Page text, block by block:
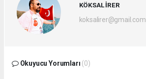
KÖKSAL İRER
koksalirer@gmail.com
Okuyucu Yorumları (0)